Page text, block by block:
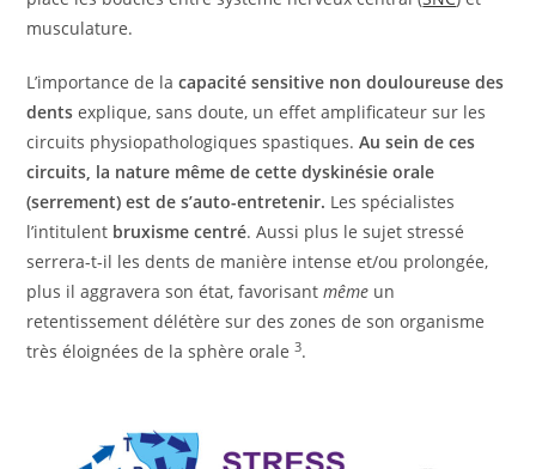
musculature.
L’importance de lacapacité sensitive non douloureuse des
dents explique, sans doute, un effet amplificateur sur les
circuits physiopathologiques spastiques.Au sein de ces
circuits, la nature même de cette dyskinésie orale
(serrement) est de s’auto-entretenir. Les spécialistes
l’intitulent bruxisme centré. Aussi plus le sujet stressé
serrera-t-il les dents de manière intense et/ou prolongée,
plus il aggravera son état, favorisantmême un
retentissement délétère sur des zones de son organisme
très éloignées de la sphère orale3.